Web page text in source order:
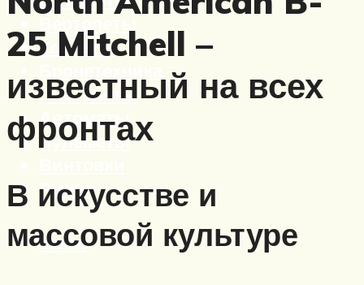
Корабли
Пистолеты
Автоматы
Пулеметы
Ружья
Меню
25 Mitchell –
известный на всех
фронтах
В искусстве и
массовой культуре